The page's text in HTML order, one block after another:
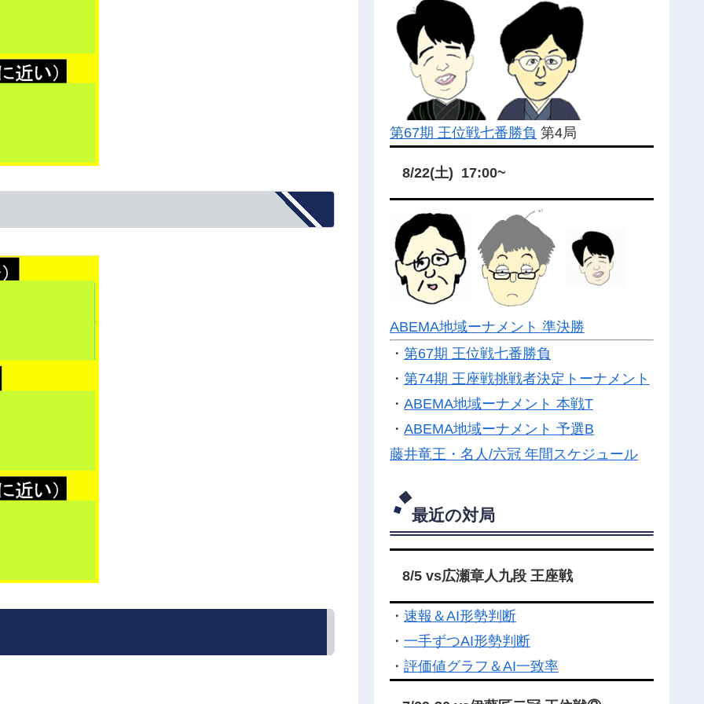
第67期 王位戦七番勝負 第4局
8/22(土) 17:00~
ABEMA地域ーナメント 準決勝
・ 第67期 王位戦七番勝負
・ 第74期 王座戦挑戦者決定トーナメント
・ ABEMA地域ーナメント 本戦T
・ ABEMA地域ーナメント 予選B
藤井竜王・名人/六冠 年間スケジュール
最近の対局
8/5 vs広瀬章人九段 王座戦
・ 速報＆AI形勢判断
・ 一手ずつAI形勢判断
・ 評価値グラフ＆AI一致率